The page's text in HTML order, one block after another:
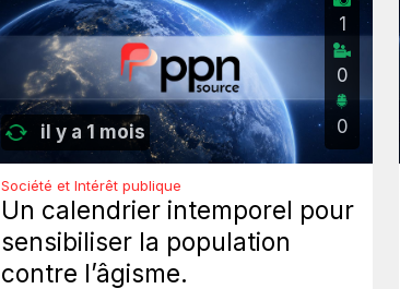
il y a 1 mois
1
0
0
Société et Intérêt publique
Un calendrier intemporel pour
sensibiliser la population
contre l’âgisme.